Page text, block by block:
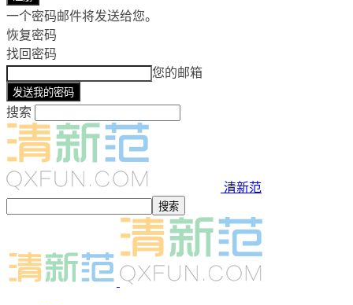
一个密码邮件将发送给您。
恢复密码
找回密码
您的邮箱
搜索
清新范